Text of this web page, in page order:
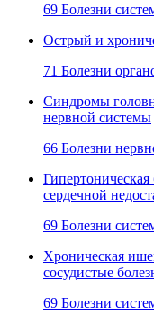
69 Болезни
Острый и
71 Болезни
Синдромы
нервной системы
66 Болезни
Гипертоническая
сердечной
69 Болезни
Хроническая
сосудистые
69 Болезни